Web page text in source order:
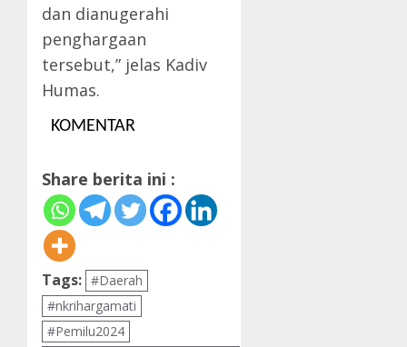
dan dianugerahi
penghargaan
tersebut,” jelas Kadiv
Humas.
KOMENTAR
Share berita ini :
Tags: #Daerah
#nkrihargamati
#Pemilu2024